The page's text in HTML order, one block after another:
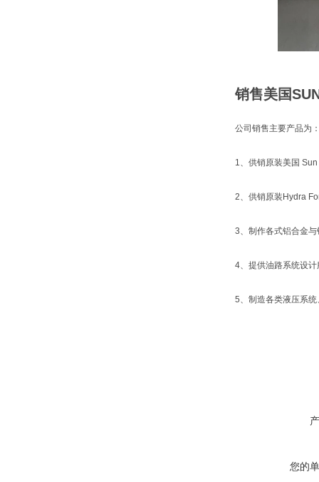
销售美国
公司销售主要产品为
1、供销原装美国
2、供销原装Hydra
3、制作各式铝合金与
4、提供油路系统设
5、制造各类液压系
您的